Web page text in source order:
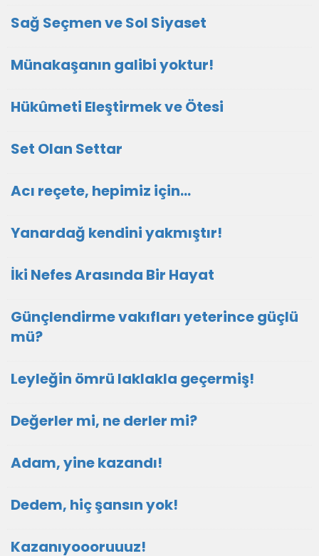
Sağ Seçmen ve Sol Siyaset
Münakaşanın galibi yoktur!
Hükûmeti Eleştirmek ve Ötesi
Set Olan Settar
Acı reçete, hepimiz için...
Yanardağ kendini yakmıştır!
İki Nefes Arasında Bir Hayat
Günçlendirme vakıfları yeterince güçlü
mü?
Leyleğin ömrü laklakla geçermiş!
Değerler mi, ne derler mi?
Adam, yine kazandı!
Dedem, hiç şansın yok!
Kazanıyoooruuuz!